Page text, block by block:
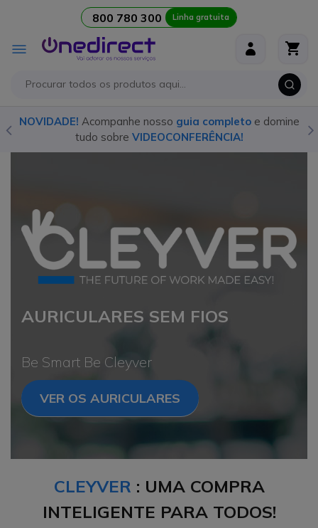
800 780 300 Linha gratuita
Alternar
Nav
NOVIDADE! Acompanhe nosso guia completoe domine
tudo sobre VIDEOCONFERÊNCIA!
AURICULARES SEM FIOS
Be Smart Be Cleyver
VER OS AURICULARES
CLEYVER : UMA COMPRA
INTELIGENTE PARA TODOS!